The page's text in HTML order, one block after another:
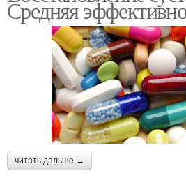
Средняя
читать дальше →